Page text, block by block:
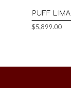
PUFF LIMA
$5,899.00